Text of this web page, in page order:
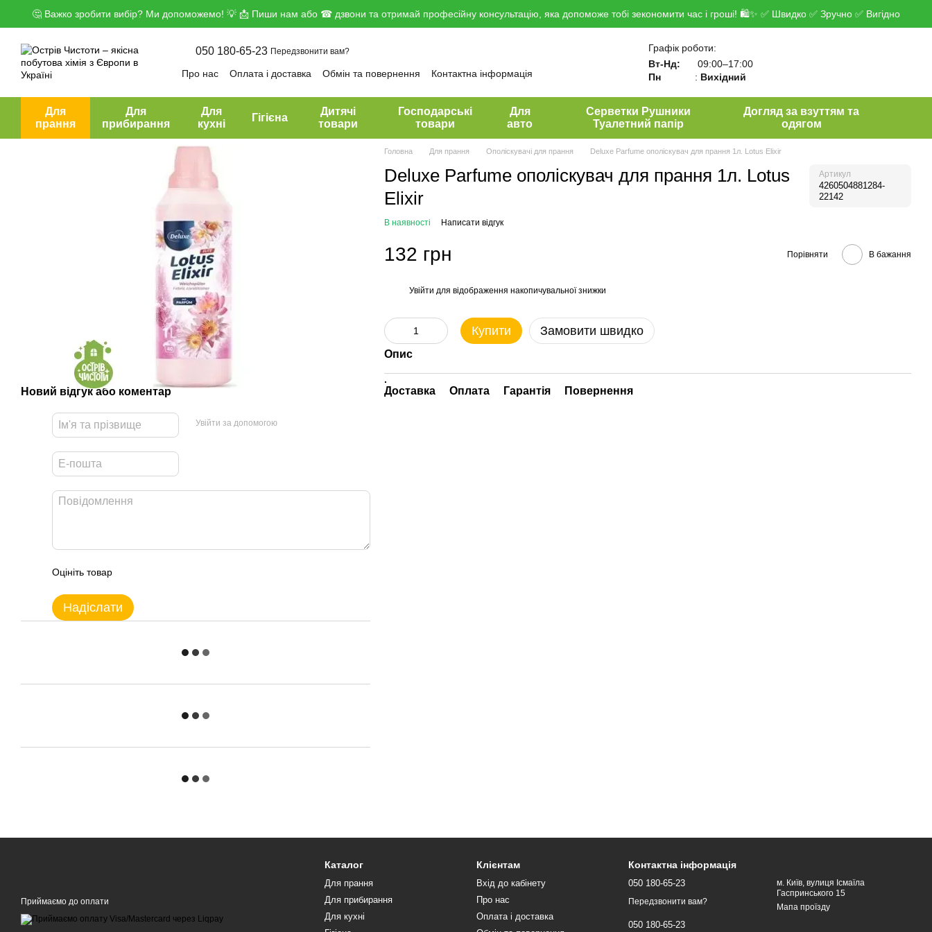
Перейти до основного контенту
🤔 Важко зробити вибір? Ми допоможемо! 💡 📩 Пиши нам або ☎ дзвони та отримай професійну консультацію, яка допоможе тобі зекономити час і гроші! 🛍✨ ✅ Швидко ✅ Зручно ✅ Вигідно
050 180-65-23 Передзвонити вам?
Про нас Оплата і доставка Обмін та повернення
Контактна інформація
Графік роботи:
Вт-Нд:
09:00–17:00
Пн
: Вихідний
Для
прання
Для
прибирання
Для
кухні
Гігієна
Дитячі
товари
Господарські
товари
Для
авто
Серветки Рушники
Туалетний папір
Догляд за взуттям та
одягом
Новий відгук або коментар
Увійти за допомогою
Оцініть товар
Надіслати
Головна Для прання Ополіскувачі для прання Deluxe Parfume ополіскувач для прання 1л. Lotus Elixir
Deluxe Parfume ополіскувач для прання 1л. Lotus
Elixir
Артикул
4260504881284-
22142
В наявності Написати відгук
132 грн Порівняти В бажання
Увійти для відображення накопичувальної знижки
Купити Замовити швидко
Опис
.
Доставка Оплата Гарантія Повернення
Приймаємо до оплати
Каталог
Для прання
Для прибирання
Для кухні
Клієнтам
Вхід до кабінету
Про нас
Оплата і доставка
Контактна інформація
050 180-65-23
Передзвонити вам?
050 180-65-23
м. Київ, вулиця Ісмаїла
Гаспринського 15
Мапа проїзду